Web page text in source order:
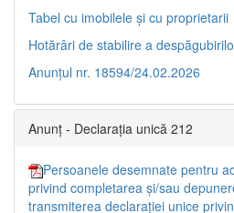
Tabel cu imobilele și cu proprietarii
Hotărâri de stabilire a
Anunțul nr. 18594/24.02.2026
Anunț - Declarația unică 212
Persoanele desemnate pentru
privind completarea și/sau
transmiterea declarației unice